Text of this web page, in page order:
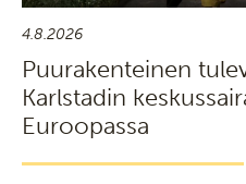
4.8.2026
Puurakenteinen
Karlstadin
Euroopassa